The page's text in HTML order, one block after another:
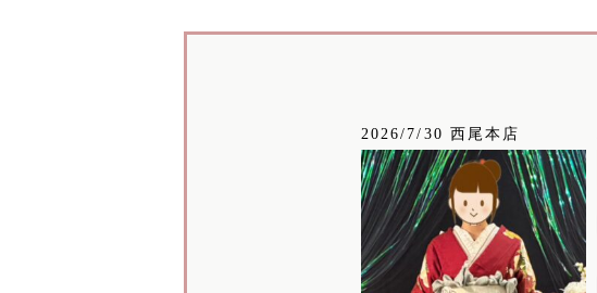
2026/7/30 西尾本店